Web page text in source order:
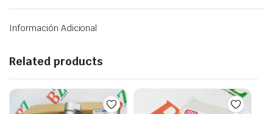
Información Adicional
Related products